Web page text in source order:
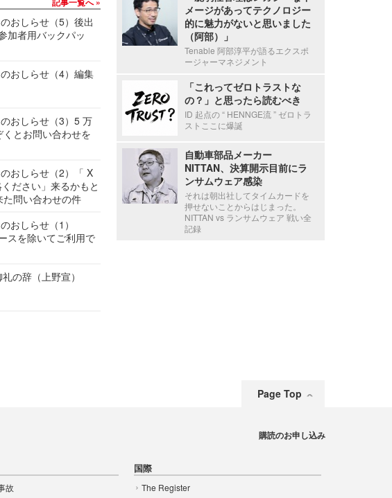
おしらせ（5）後出
加者用バックパッ
おしらせ（4）編集
おしらせ（3）5 万
とお問い合わせを
おしらせ（2）「 X
ださい」来るかもと
問い合わせの件
おしらせ（1）
スを除いてご利用で
の辞（上野宣）
メージがあってテクノロジー
的に魅力がないと思いました
（阿部）」
Tenable 阿部淳平が語るエクスポ
ージャーマネジメント
「これってゼロトラストな
の？」と思ったら読むべき
ID 起点の “ HENNGE流 ” ゼロトラ
ストここに爆誕
自動車部品メーカー
NITTAN、決算開示目前にラ
ンサムウェア感染
それは朝出社してタイムカードを
押せないことからはじまった。
NITTAN vs ランサムウェア 戦い全
記録
Page Top
故
国際
The Register
購読のお申し込み